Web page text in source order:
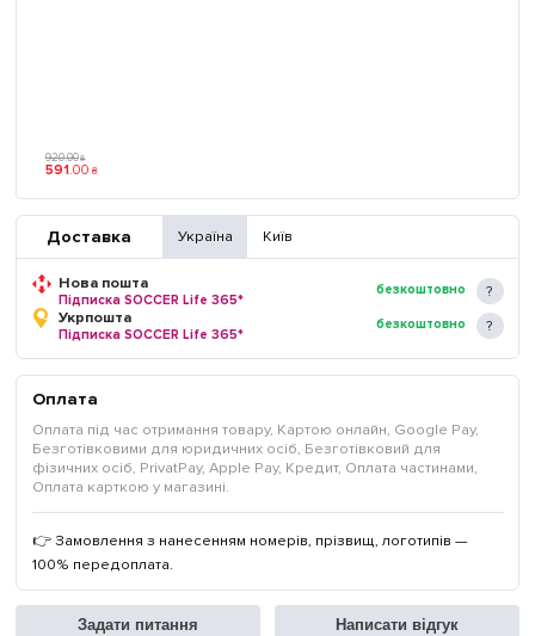
920.00 ₴
591. 00 ₴
Доставка Україна Київ
Нова пошта
Підписка SOCCER Life 365*
безкоштовно
Укрпошта
Підписка SOCCER Life 365*
безкоштовно
Оплата
Оплата під час отримання товару, Картою онлайн, Google Pay,
Безготівковими для юридичних осіб, Безготівковий для
фізичних осіб, PrivatPay, Apple Pay, Кредит, Оплата частинами,
Оплата карткою у магазині.
👉 Замовлення з нанесенням номерів, прізвищ, логотипів —
100% передоплата.
Задати питання Написати відгук